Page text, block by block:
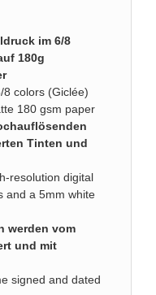
im 6/8
180g
colors (Giclée)
180 gsm paper
Tinten und
resolution digital
and a 5mm white
werden vom
und mit
signed and dated